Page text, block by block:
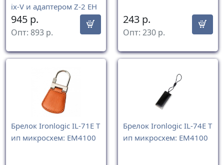
ix-V и адаптером Z-2 EH
R.
945 р.
Опт: 893 р.
243 р.
Опт: 230 р.
Брелок Ironlogic IL-71E Т
ип микросхем: EM4100
Брелок Ironlogic IL-74E Т
ип микросхем: EM4100